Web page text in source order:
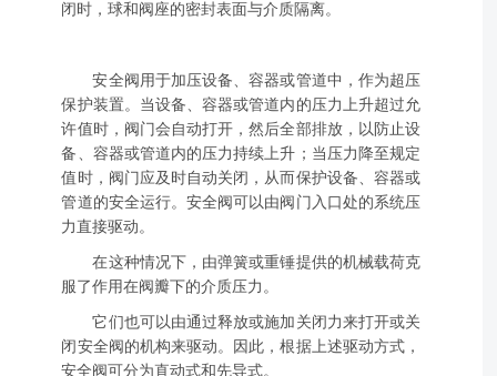
闭时，球和阀座的密封表面与介质隔离。
安全阀用于加压设备、容器或管道中，作为超压
保护装置。当设备、容器或管道内的压力上升超过允
许值时，阀门会自动打开，然后全部排放，以防止设
备、容器或管道内的压力持续上升；当压力降至规定
值时，阀门应及时自动关闭，从而保护设备、容器或
管道的安全运行。安全阀可以由阀门入口处的系统压
力直接驱动。
在这种情况下，由弹簧或重锤提供的机械载荷克
服了作用在阀瓣下的介质压力。
它们也可以由通过释放或施加关闭力来打开或关
闭安全阀的机构来驱动。因此，根据上述驱动方式，
安全阀可分为直动式和先导式。